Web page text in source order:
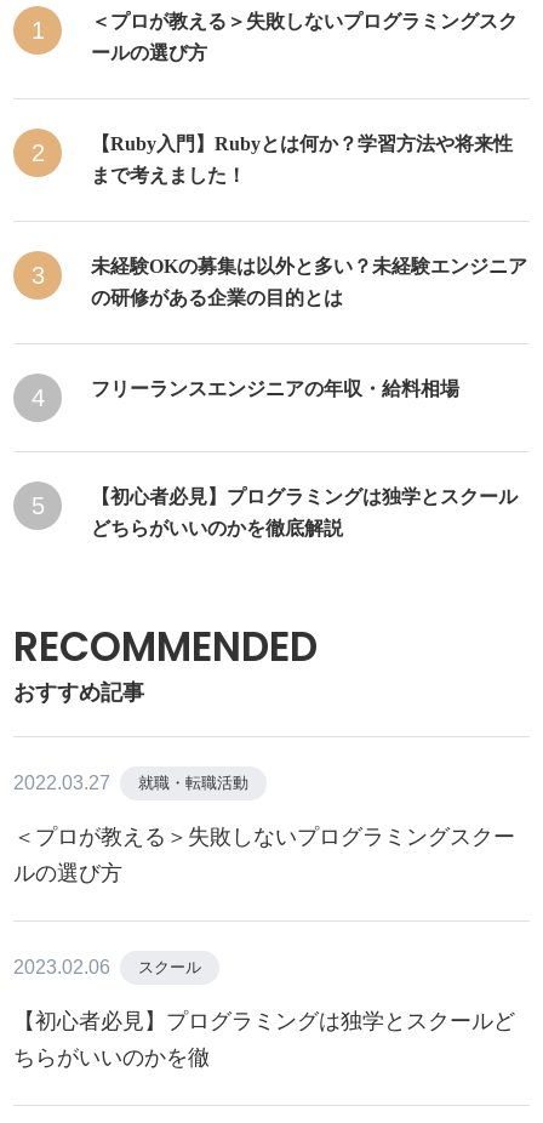
1
＜プロが教える＞失敗しないプログラミングスク
ールの選び方
2
【Ruby入門】Rubyとは何か？学習方法や将来性
まで考えました！
3
未経験OKの募集は以外と多い？未経験エンジニア
の研修がある企業の目的とは
4 フリーランスエンジニアの年収・給料相場
5
【初心者必見】プログラミングは独学とスクール
どちらがいいのかを徹底解説
RECOMMENDED
おすすめ記事
2022.03.27 就職・転職活動
＜プロが教える＞失敗しないプログラミングスクー
ルの選び方
2023.02.06 スクール
【初心者必見】プログラミングは独学とスクールど
ちらがいいのかを徹